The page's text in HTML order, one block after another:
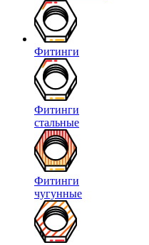
Фитинги
Фитинги
стальные
Фитинги
чугунные